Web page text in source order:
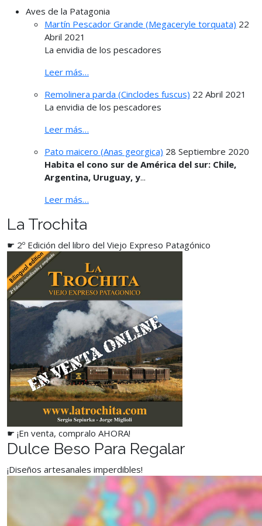
Aves de la Patagonia
Martín Pescador Grande (Megaceryle torquata) 22
Abril 2021
La envidia de los pescadores
Leer más…
Remolinera parda (Cinclodes fuscus) 22 Abril 2021
La envidia de los pescadores
Leer más…
Pato maicero (Anas georgica) 28 Septiembre 2020
Habita el cono sur de América del sur: Chile,
Argentina, Uruguay, y...
Leer más…
La Trochita
☛ 2º Edición del libro del Viejo Expreso Patagónico
☛ ¡En venta, compralo AHORA!
Dulce Beso Para Regalar
¡Diseños artesanales imperdibles!